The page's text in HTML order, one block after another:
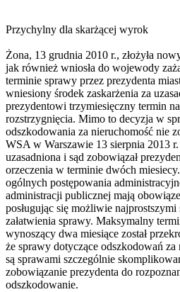
Przychylny dla skarżącej wyrok
Żona, 13 grudnia 2010 r., złożyła
jak również wniosła do wojewody
terminie sprawy przez prezydenta
wniesiony środek zaskarżenia za
prezydentowi trzymiesięczny termin
rozstrzygnięcia. Mimo to decyzja w
odszkodowania za nieruchomość nie
WSA w Warszawie 13 sierpnia 2013 r.
uzasadniona i sąd zobowiązał
orzeczenia w terminie dwóch
ogólnych postępowania
administracji publicznej mają
posługując się możliwie
załatwienia sprawy. Maksymalny
wynoszący dwa miesiące został
że sprawy dotyczące odszkodowań
są sprawami szczególnie
zobowiązanie prezydenta do
odszkodowanie.